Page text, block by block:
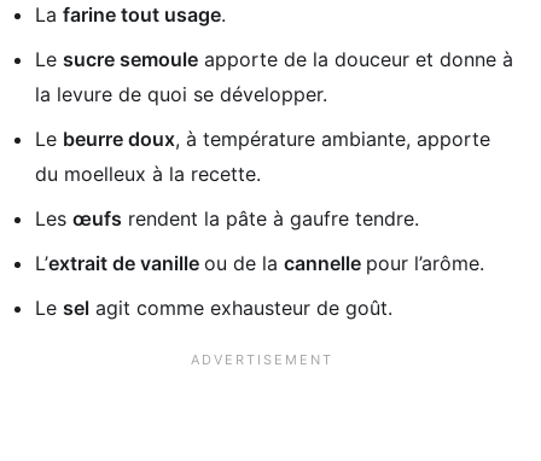
La farine tout usage.
Le sucre semoule apporte de la douceur et donne à
la levure de quoi se développer.
Le beurre doux, à température ambiante, apporte
du moelleux à la recette.
Les œufs rendent la pâte à gaufre tendre.
L’extrait de vanille ou de la cannelle pour l’arôme.
Le sel agit comme exhausteur de goût.